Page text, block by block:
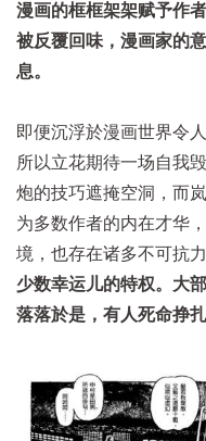
漫画的框框架架赋予作
被反覆回味，漫画家的
息。
即便沉浮於漫画世界令
所以立花期待一场自我
炮的技巧遮掩空洞，而
为多数作者的内在才华
境，也存在诸多不可抗
少数幸运儿的特权。大
落落於是，有人死命挣